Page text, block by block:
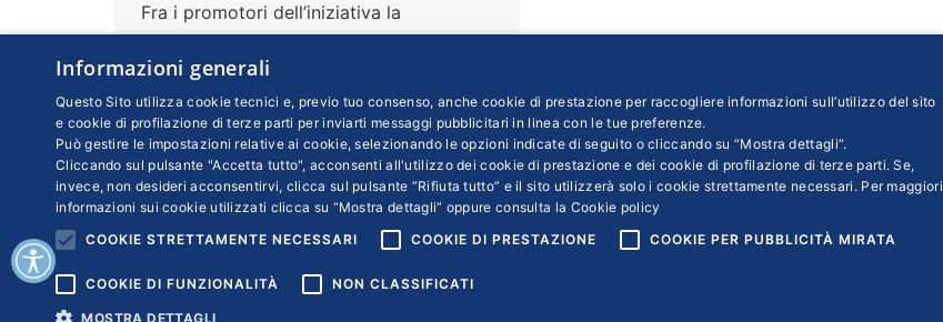
Fra i promotori dell’iniziativa la
Ermete Realacci spiega: “La tutela
dell’ambiente è una nuova economia. Le
imprese lo hanno capito, la politica
ancora no”
Informazioni generali
Questo Sito utilizza cookie tecnici e, previo tuo consenso, anche cookie di prestazione per raccogliere informazioni sull’utilizzo del sito
e cookie di profilazione di terze parti per inviarti messaggi pubblicitari in linea con le tue preferenze.
Può gestire le impostazioni relative ai cookie, selezionando le opzioni indicate di seguito o cliccando su “Mostra dettagli”.
Cliccando sul pulsante "Accetta tutto", acconsenti all'utilizzo dei cookie di prestazione e dei cookie di profilazione di terze parti. Se,
invece, non desideri acconsentirvi, clicca sul pulsante “Rifiuta tutto” e il sito utilizzerà solo i cookie strettamente necessari. Per maggiori
informazioni sui cookie utilizzati clicca su “Mostra dettagli” oppure consulta la Cookie policy
COOKIE STRETTAMENTE NECESSARI
COOKIE DI PRESTAZIONE COOKIE PER PUBBLICITÀ MIRATA
COOKIE DI FUNZIONALITÀ NON CLASSIFICATI
MOSTRA DETTAGLI